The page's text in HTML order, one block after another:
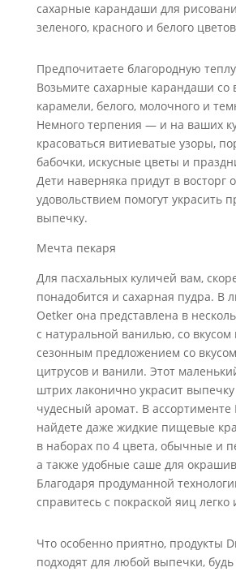
сахарные карандаши для
зеленого, красного и белого
Предпочитаете благородную
Возьмите сахарные карандаши со
карамели, белого, молочного и
Немного терпения — и на ваших
красоваться витиеватые узоры,
бабочки, искусные цветы и
Дети наверняка придут в восторг
удовольствием помогут украсить
выпечку.
Мечта пекаря
Для пасхальных куличей вам,
понадобится и сахарная пудра. В
Oetker она представлена в
с натуральной ванилью, со вкусом
сезонным предложением со
цитрусов и ванили. Этот
штрих лаконично украсит
чудесный аромат. В
найдете даже жидкие пищевые
в наборах по 4 цвета, обычные и
а также удобные саше для
Благодаря продуманной
справитесь с покраской яиц легко
Что особенно приятно, продукты
подходят для любой выпечки,